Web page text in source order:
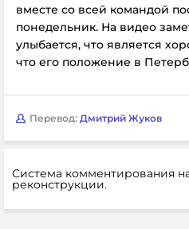
вместе со всей командой
понедельник. На видео
улыбается, что является
что его положение в
Перевод: Дмитрий Жуков
Система комментирования
реконструкции.